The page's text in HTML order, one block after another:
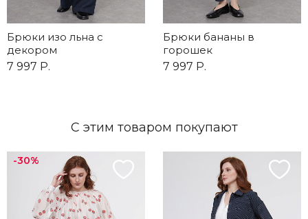
Брюки изо льна с
декором
7 997 Р.
Брюки бананы в
горошек
7 997 Р.
С этим товаром покупают
-30%